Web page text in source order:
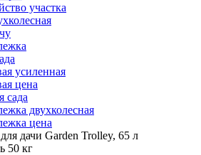
участка
усиленная
цена
сада
двухколесная
цена
дачи Garden Trolley, 65 л
50 кг